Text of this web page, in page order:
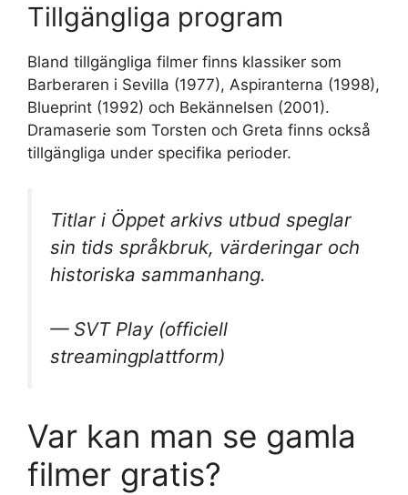
Tillgängliga program
Bland tillgängliga filmer finns klassiker som
Barberaren i Sevilla (1977), Aspiranterna (1998),
Blueprint (1992) och Bekännelsen (2001).
Dramaserie som Torsten och Greta finns också
tillgängliga under specifika perioder.
Titlar i Öppet arkivs utbud speglar
sin tids språkbruk, värderingar och
historiska sammanhang.
— SVT Play (officiell
streamingplattform)
Var kan man se gamla
filmer gratis?